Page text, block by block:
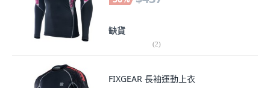
缺貨
(2)
FIXGEAR 長袖運動上衣